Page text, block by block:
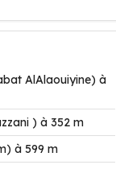
AlAlaouiyine) à
) à 352 m
à 599 m